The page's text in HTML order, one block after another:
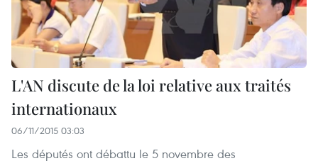
L'AN discute de la loi relative aux traités
internationaux
06/11/2015 03:03
Les députés ont débattu le 5 novembre des